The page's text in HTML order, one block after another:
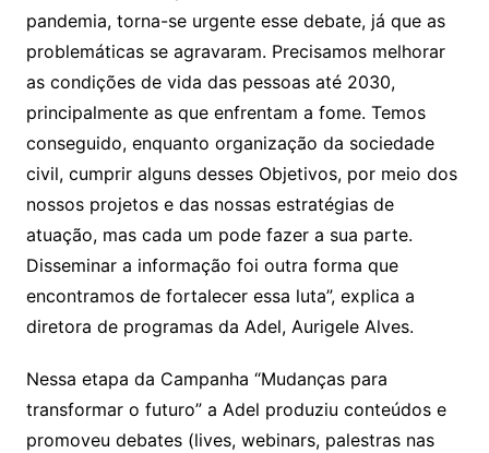
pandemia, torna-se urgente esse debate, já que as
problemáticas se agravaram. Precisamos melhorar
as condições de vida das pessoas até 2030,
principalmente as que enfrentam a fome. Temos
conseguido, enquanto organização da sociedade
civil, cumprir alguns desses Objetivos, por meio dos
nossos projetos e das nossas estratégias de
atuação, mas cada um pode fazer a sua parte.
Disseminar a informação foi outra forma que
encontramos de fortalecer essa luta”, explica a
diretora de programas da Adel, Aurigele Alves.
Nessa etapa da Campanha “Mudanças para
transformar o futuro” a Adel produziu conteúdos e
promoveu debates (lives, webinars, palestras nas